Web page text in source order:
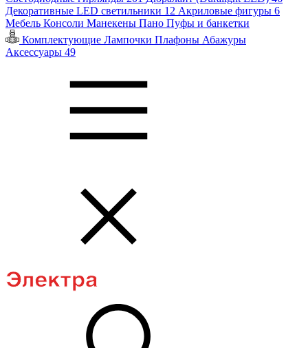
Декоративные LED светильники 12 Акриловые фигуры 6
Мебель Консоли Манекены Пано Пуфы и банкетки
Комплектующие Лампочки Плафоны Абажуры
Аксессуары 49